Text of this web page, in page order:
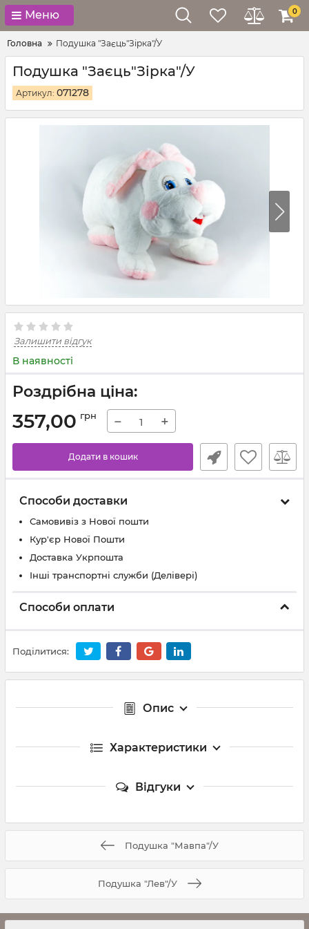
Меню 0
Головна Подушка "Заєць"Зірка"/У
Подушка "Заєць"Зірка"/У
Артикул: 071278
Залишити відгук
В наявності
Роздрібна ціна:
357,00 грн − +
Додати в кошик
Способи доставки
Самовивіз з Нової пошти
Кур'єр Нової Пошти
Доставка Укрпошта
Інші транспортні служби (Делівері)
Способи оплати
Поділитися:
Опис
Характеристики
Відгуки
Подушка "Мавпа"/У
Подушка "Лев"/У